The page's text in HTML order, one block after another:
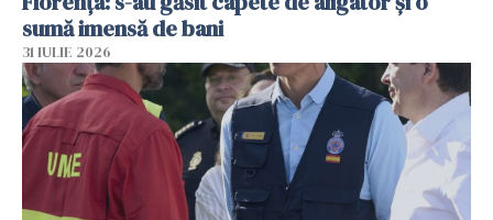
sumă imensă de bani
31 IULIE 2026